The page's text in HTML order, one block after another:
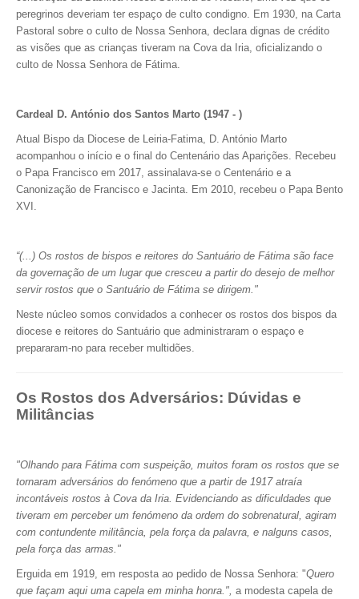
peregrinos deveriam ter espaço de culto condigno. Em 1930, na Carta
Pastoral sobre o culto de Nossa Senhora, declara dignas de crédito
as visões que as crianças tiveram na Cova da Iria, oficializando o
culto de Nossa Senhora de Fátima.
Cardeal D. António dos Santos Marto (1947 - )
Atual Bispo da Diocese de Leiria-Fatima, D. António Marto
acompanhou o início e o final do Centenário das Aparições. Recebeu
o Papa Francisco em 2017, assinalava-se o Centenário e a
Canonização de Francisco e Jacinta. Em 2010, recebeu o Papa Bento
XVI.
“(...) Os rostos de bispos e reitores do Santuário de Fátima são face
da governação de um lugar que cresceu a partir do desejo de melhor
servir rostos que o Santuário de Fátima se dirigem."
Neste núcleo somos convidados a conhecer os rostos dos bispos da
diocese e reitores do Santuário que administraram o espaço e
prepararam-no para receber multidões.
Os Rostos dos Adversários: Dúvidas e
Militâncias
"Olhando para Fátima com suspeição, muitos foram os rostos que se
tornaram adversários do fenómeno que a partir de 1917 atraía
incontáveis rostos à Cova da Iria. Evidenciando as dificuldades que
tiveram em perceber um fenómeno da ordem do sobrenatural, agiram
com contundente militância, pela força da palavra, e nalguns casos,
pela força das armas."
Erguida em 1919, em resposta ao pedido de Nossa Senhora: "Quero
que façam aqui uma capela em minha honra.", a modesta capela de